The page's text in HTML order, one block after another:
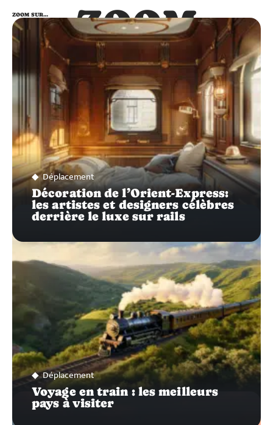
ZOOM
SUR…
ZOOM SUR…
Déplacement
Décoration de l’Orient-Express:
les artistes et designers célèbres
derrière le luxe sur rails
Déplacement
Voyage en train : les meilleurs
pays à visiter